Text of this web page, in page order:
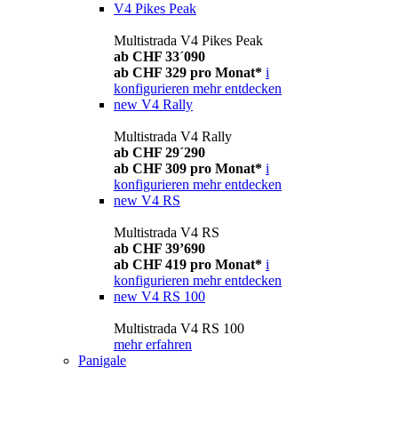
V4 Pikes Peak
Multistrada V4 Pikes Peak
ab CHF 33´090
ab CHF 329 pro Monat* i
konfigurieren mehr entdecken
new V4 Rally
Multistrada V4 Rally
ab CHF 29´290
ab CHF 309 pro Monat* i
konfigurieren mehr entdecken
new V4 RS
Multistrada V4 RS
ab CHF 39’690
ab CHF 419 pro Monat* i
konfigurieren mehr entdecken
new V4 RS 100
Multistrada V4 RS 100
mehr erfahren
Panigale